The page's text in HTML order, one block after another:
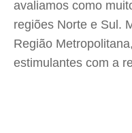
avaliamos como
regiões Norte e Sul.
Região
estimulantes com a